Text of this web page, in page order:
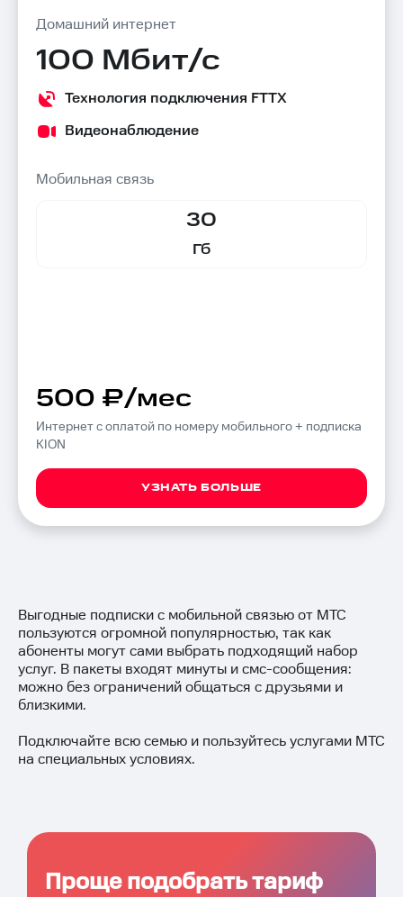
Домашний интернет
100 Мбит/с
Технология подключения FTTX
Видеонаблюдение
Мобильная связь
30
Гб
500 ₽/мес
Интернет с оплатой по номеру мобильного + подписка
KION
УЗНАТЬ БОЛЬШЕ
Выгодные подписки с мобильной связью от МТС
пользуются огромной популярностью, так как
абоненты могут сами выбрать подходящий набор
услуг. В пакеты входят минуты и смс-сообщения:
можно без ограничений общаться с друзьями и
близкими.
Подключайте всю семью и пользуйтесь услугами МТС
на специальных условиях.
Проще подобрать тариф